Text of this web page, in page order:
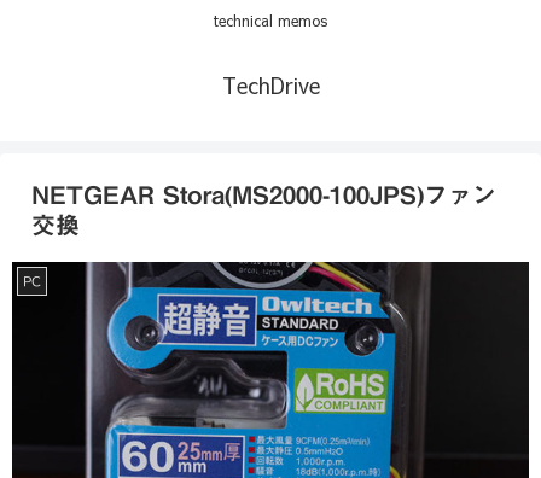
technical memos
TechDrive
NETGEAR Stora(MS2000-100JPS)ファン
交換
PC